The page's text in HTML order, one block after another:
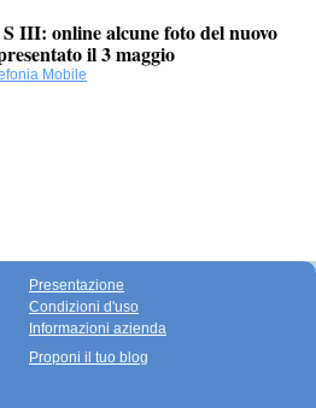
III: online alcune foto del nuovo
il 3 maggio
Mobile
Presentazione
Condizioni d'uso
Informazioni azienda
Proponi il tuo blog